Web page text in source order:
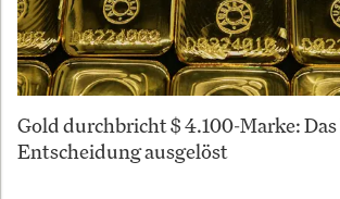
Gold durchbricht $ 4.100-Marke:
Entscheidung ausgelöst